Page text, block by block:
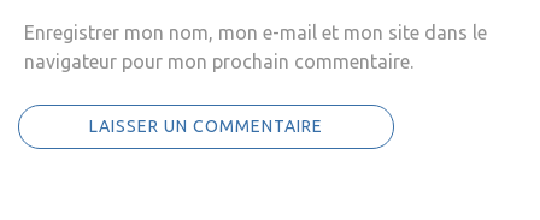
Enregistrer mon nom, mon e-mail et mon site dans le
navigateur pour mon prochain commentaire.